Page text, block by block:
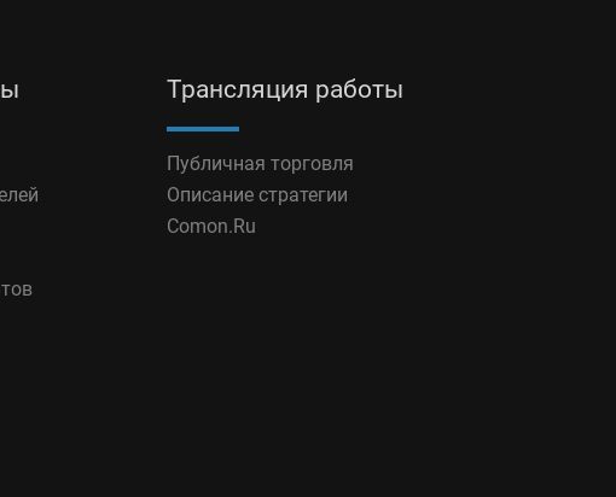
Трансляция работы
Публичная торговля
Описание стратегии
Comon.Ru